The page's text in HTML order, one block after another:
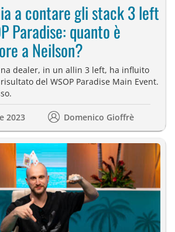
a contare gli stack 3 left
Paradise: quanto è
a Neilson?
dealer, in un allin 3 left, ha influito
del WSOP Paradise Main Event.
2023 Domenico Gioffrè